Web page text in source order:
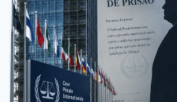
DINASTIA
QUE
FUNDOU
A
ARÁBIA
SAUDITA